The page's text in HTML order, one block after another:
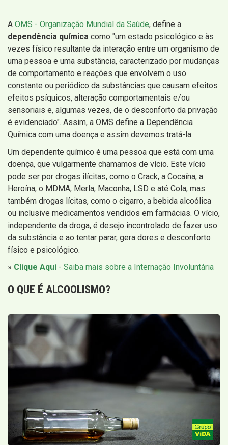
A OMS - Organização Mundial da Saúde, define a
dependência química como "um estado psicológico e às
vezes físico resultante da interação entre um organismo de
uma pessoa e uma substância, caracterizado por mudanças
de comportamento e reações que envolvem o uso
constante ou periódico da substâncias que causam efeitos
efeitos psíquicos, alteração comportamentais e/ou
sensoriais e, algumas vezes, de o desconforto da privação
é evidenciado". Assim, a OMS define a Dependência
Química com uma doença e assim devemos tratá-la.
Um dependente químico é uma pessoa que está com uma
doença, que vulgarmente chamamos de vício. Este vício
pode ser por drogas ilícitas, como o Crack, a Cocaína, a
Heroína, o MDMA, Merla, Maconha, LSD e até Cola, mas
também drogas lícitas, como o cigarro, a bebida alcoólica
ou inclusive medicamentos vendidos em farmácias. O vício,
independente da droga, é desejo incontrolado de fazer uso
da substância e ao tentar parar, gera dores e desconforto
físico e psicológico.
» Clique Aqui - Saiba mais sobre a Internação Involuntária
O QUE É ALCOOLISMO?